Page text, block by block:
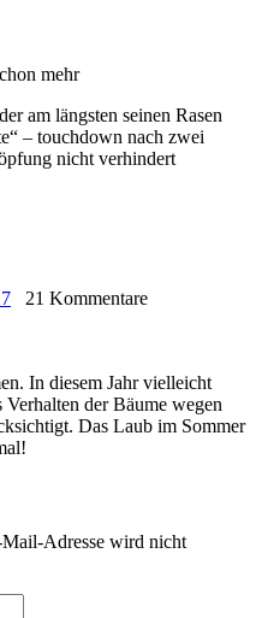
mehr
am längsten seinen Rasen
– touchdown nach zwei
nicht verhindert
21 Kommentare
In diesem Jahr vielleicht
der Bäume wegen
Das Laub im Sommer
Adresse wird nicht